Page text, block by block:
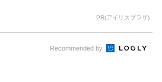
PR(アイリスプラザ)
Recommended by